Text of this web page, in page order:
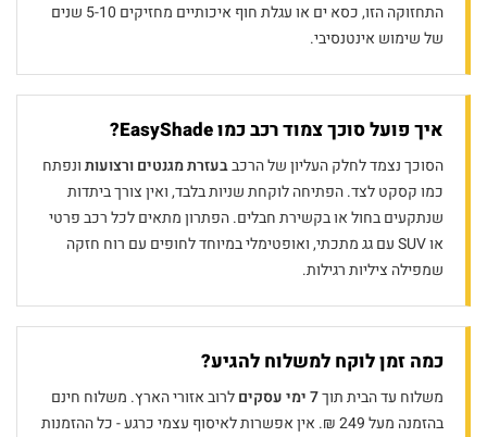
התחזוקה הזו, כסא ים או עגלת חוף איכותיים מחזיקים 5-10 שנים
של שימוש אינטנסיבי.
איך פועל סוכך צמוד רכב כמו EasyShade?
הסוכך נצמד לחלק העליון של הרכבבעזרת מגנטים ורצועותונפתח
כמו קסקט לצד. הפתיחה לוקחת שניות בלבד, ואין צורך ביתדות
שנתקעים בחול או בקשירת חבלים. הפתרון מתאים לכל רכב פרטי
או SUV עם גג מתכתי, ואופטימלי במיוחד לחופים עם רוח חזקה
שמפילה ציליות רגילות.
כמה זמן לוקח למשלוח להגיע?
משלוח עד הבית תוך7 ימי עסקים
לרוב אזורי הארץ. משלוח חינם
בהזמנה מעל 249 ₪. אין אפשרות לאיסוף עצמי כרגע - כל ההזמנות